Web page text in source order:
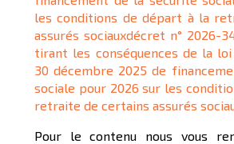
les conditions de départ à la
assurés sociauxdécret n° 2026-
tirant les conséquences de la loi
30 décembre 2025 de
sociale pour 2026 sur les
retraite de certains assurés
Pour le contenu nous vous